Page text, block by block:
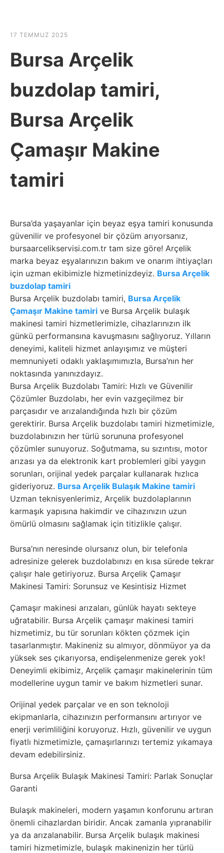
17 TEMMUZ 2025
Bursa Arçelik
buzdolap tamiri,
Bursa Arçelik
Çamaşır Makine
tamiri
Bursa’da yaşayanlar için beyaz eşya tamiri konusunda
güvenilir ve profesyonel bir çözüm arıyorsanız,
bursaarcelikservisi.com.tr tam size göre! Arçelik
marka beyaz eşyalarınızın bakım ve onarım ihtiyaçları
için uzman ekibimizle hizmetinizdeyiz. Bursa Arçelik
buzdolap tamiri
Bursa Arçelik buzdolabı tamiri, Bursa Arçelik
Çamaşır Makine tamiri ve Bursa Arçelik bulaşık
makinesi tamiri hizmetlerimizle, cihazlarınızın ilk
günkü performansına kavuşmasını sağlıyoruz. Yılların
deneyimi, kaliteli hizmet anlayışımız ve müşteri
memnuniyeti odaklı yaklaşımımızla, Bursa’nın her
noktasında yanınızdayız.
Bursa Arçelik Buzdolabı Tamiri: Hızlı ve Güvenilir
Çözümler Buzdolabı, her evin vazgeçilmez bir
parçasıdır ve arızalandığında hızlı bir çözüm
gerektirir. Bursa Arçelik buzdolabı tamiri hizmetimizle,
buzdolabınızın her türlü sorununa profesyonel
çözümler sunuyoruz. Soğutmama, su sızıntısı, motor
arızası ya da elektronik kart problemleri gibi yaygın
sorunları, orijinal yedek parçalar kullanarak hızlıca
gideriyoruz. Bursa Arçelik Bulaşık Makine tamiri
Uzman teknisyenlerimiz, Arçelik buzdolaplarının
karmaşık yapısına hakimdir ve cihazınızın uzun
ömürlü olmasını sağlamak için titizlikle çalışır.
Bursa’nın neresinde olursanız olun, bir telefonla
adresinize gelerek buzdolabınızı en kısa sürede tekrar
çalışır hale getiriyoruz. Bursa Arçelik Çamaşır
Makinesi Tamiri: Sorunsuz ve Kesintisiz Hizmet
Çamaşır makinesi arızaları, günlük hayatı sekteye
uğratabilir. Bursa Arçelik çamaşır makinesi tamiri
hizmetimiz, bu tür sorunları kökten çözmek için
tasarlanmıştır. Makineniz su almıyor, dönmüyor ya da
yüksek ses çıkarıyorsa, endişelenmenize gerek yok!
Deneyimli ekibimiz, Arçelik çamaşır makinelerinin tüm
modellerine uygun tamir ve bakım hizmetleri sunar.
Orijinal yedek parçalar ve en son teknoloji
ekipmanlarla, cihazınızın performansını artırıyor ve
enerji verimliliğini koruyoruz. Hızlı, güvenilir ve uygun
fiyatlı hizmetimizle, çamaşırlarınızı tertemiz yıkamaya
devam edebilirsiniz.
Bursa Arçelik Bulaşık Makinesi Tamiri: Parlak Sonuçlar
Garanti
Bulaşık makineleri, modern yaşamın konforunu artıran
önemli cihazlardan biridir. Ancak zamanla yıpranabilir
ya da arızalanabilir. Bursa Arçelik bulaşık makinesi
tamiri hizmetimizle, bulaşık makinenizin her türlü